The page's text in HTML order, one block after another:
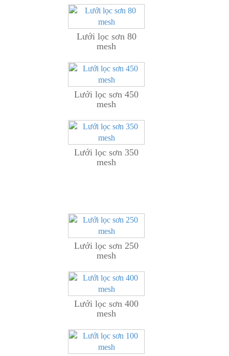
Lưới lọc sơn 80
mesh
Lưới lọc sơn 450
mesh
Lưới lọc sơn 350
mesh
Lưới lọc sơn 250
mesh
Lưới lọc sơn 400
mesh